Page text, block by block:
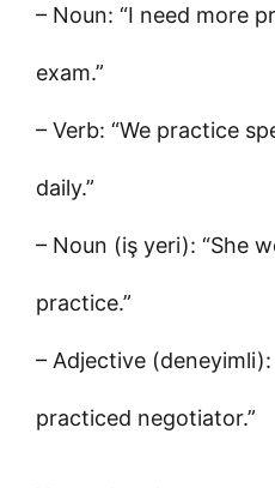
– Noun: “I need more
exam.”
– Verb: “We practice
daily.”
– Noun (iş yeri): “She
practice.”
– Adjective (deneyimli):
practiced negotiator.”